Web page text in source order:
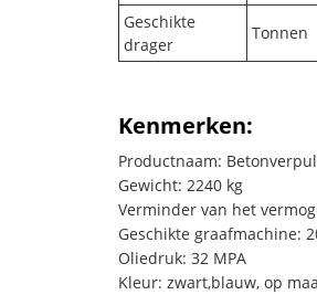
Geschikte
drager
Tonnen
Kenmerken:
Productnaam:
Gewicht: 2240 kg
Verminder van het
Geschikte graafmachine:
Oliedruk: 32 MPA
Kleur: zwart,blauw, op